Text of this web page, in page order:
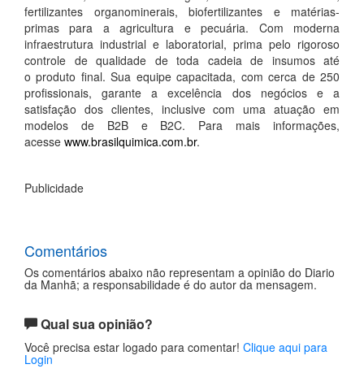
fertilizantes organominerais, biofertilizantes e matérias-
primas para a agricultura e pecuária. Com moderna
infraestrutura industrial e laboratorial, prima pelo rigoroso
controle de qualidade de toda cadeia de insumos até
o produto final. Sua equipe capacitada, com cerca de 250
profissionais, garante a excelência dos negócios e a
satisfação dos clientes, inclusive com uma atuação em
modelos de B2B e B2C. Para mais informações,
acesse www.brasilquimica.com.br.
Publicidade
Comentários
Os comentários abaixo não representam a opinião do Diario
da Manhã; a responsabilidade é do autor da mensagem.
Qual sua opinião?
Você precisa estar logado para comentar! Clique aqui para
Login